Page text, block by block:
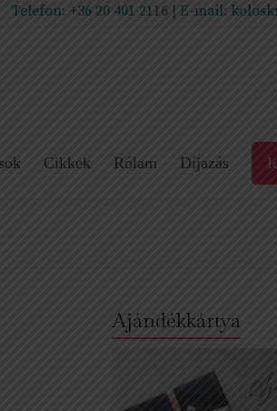
Telefon: +36 20 401 2116 | E-mail:
Cikkek Rólam Díjazás
Ajándékkártya